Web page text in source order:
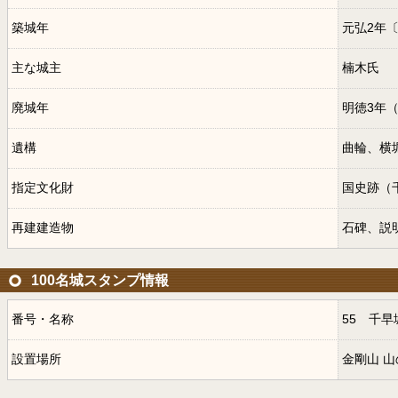
築城年 元弘2年
主な城主 楠木氏
廃城年 明徳3年
遺構 曲輪、横
指定文化財 国史跡（
再建建造物 石碑、説
100名城スタンプ情報
番号・名称 55 千早
設置場所 金剛山